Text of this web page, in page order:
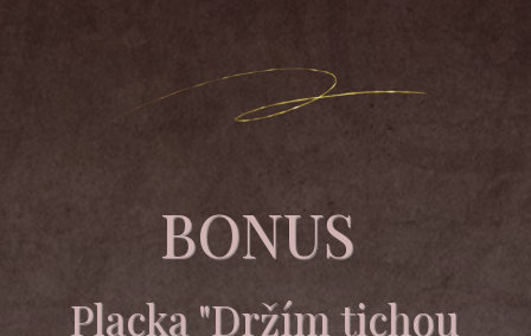
BONUS
Placka "Držím tichou